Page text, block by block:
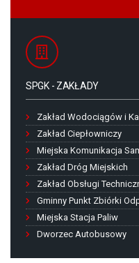
SPGK - ZAKŁADY
Zakład Wodociągów i
Zakład Ciepłowniczy
Miejska Komunikacja
Zakład Dróg Miejskich
Zakład Obsługi
Gminny Punkt Zbiórki
Miejska Stacja Paliw
Dworzec Autobusowy